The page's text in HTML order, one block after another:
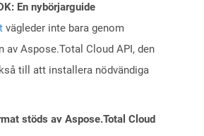
En nybörjarguide
vägleder inte bara genom
av Aspose.Total Cloud API, den
till att installera nödvändiga
stöds av Aspose.Total Cloud